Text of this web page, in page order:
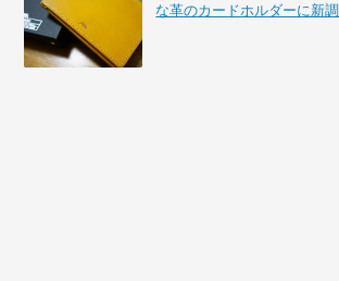
な革のカードホルダーに新調